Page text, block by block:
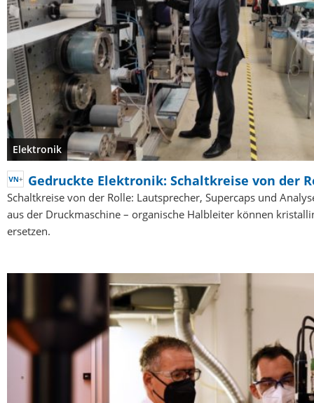
Elektronik
Gedruckte Elektronik: Schaltkreise von der
Schaltkreise von der Rolle: Lautsprecher, Supercaps und
aus der Druckmaschine – organische Halbleiter können
ersetzen.